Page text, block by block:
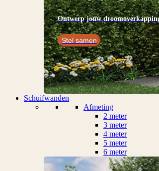
Ontwerp jouw
Stel samen
Schuifwanden
Afmeting
2 meter
3 meter
4 meter
5 meter
6 meter